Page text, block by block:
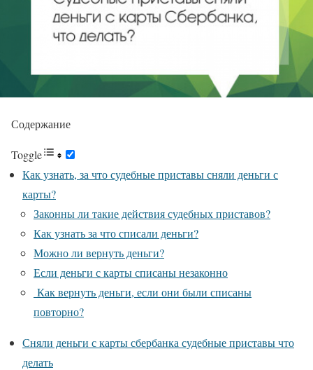
Содержание
Toggle
Как узнать, за что судебные приставы сняли деньги с
карты?
Законны ли такие действия судебных приставов?
Как узнать за что списали деньги?
Можно ли вернуть деньги?
Если деньги с карты списаны незаконно
Как вернуть деньги, если они были списаны
повторно?
Сняли деньги с карты сбербанка судебные приставы что
делать